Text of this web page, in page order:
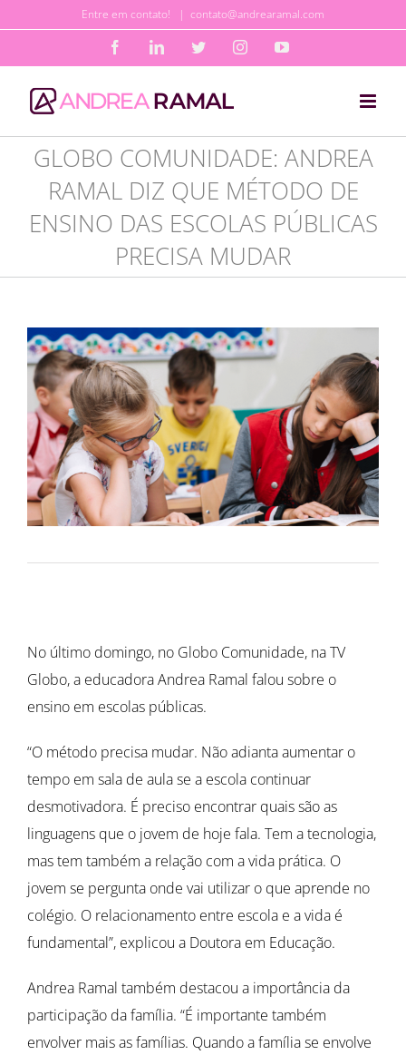
o
conteúdo
Entre em contato! | contato@andrearamal.com
FacebookLinkedInTwitterInstagramYouTube
GLOBO COMUNIDADE: ANDREA
RAMAL DIZ QUE MÉTODO DE
ENSINO DAS ESCOLAS PÚBLICAS
PRECISA MUDAR
No último domingo, no Globo Comunidade, na TV
Globo, a educadora Andrea Ramal falou sobre o
ensino em escolas públicas.
“O método precisa mudar. Não adianta aumentar o
tempo em sala de aula se a escola continuar
desmotivadora. É preciso encontrar quais são as
linguagens que o jovem de hoje fala. Tem a tecnologia,
mas tem também a relação com a vida prática. O
jovem se pergunta onde vai utilizar o que aprende no
colégio. O relacionamento entre escola e a vida é
fundamental”, explicou a Doutora em Educação.
Andrea Ramal também destacou a importância da
participação da família. “É importante também
envolver mais as famílias. Quando a família se envolve